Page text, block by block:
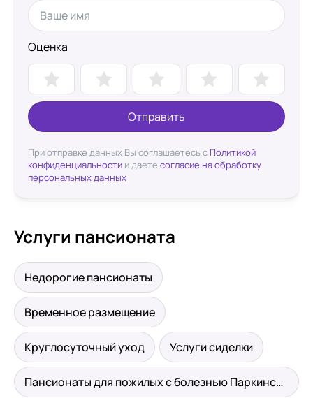
Оценка
Отправить
При отправке данных Вы соглашаетесь с Политикой
конфиденциальности и даете согласие на обработку
персональных данных
Услуги пансионата
Недорогие пансионаты
Временное размещение
Круглосуточный уход Услуги сиделки
Пансионаты для пожилых с болезнью Паркинсона